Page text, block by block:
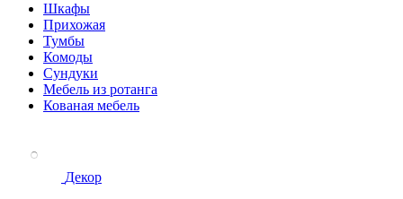
Шкафы
Прихожая
Тумбы
Комоды
Сундуки
Мебель из ротанга
Кованая мебель
Декор